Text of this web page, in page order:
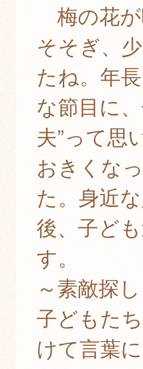
梅の花
そそぎ、
たね。年
な節目に
夫”って思
おきくな
た。身近
後、子ど
す。
～素敵探
子どもた
けて言葉